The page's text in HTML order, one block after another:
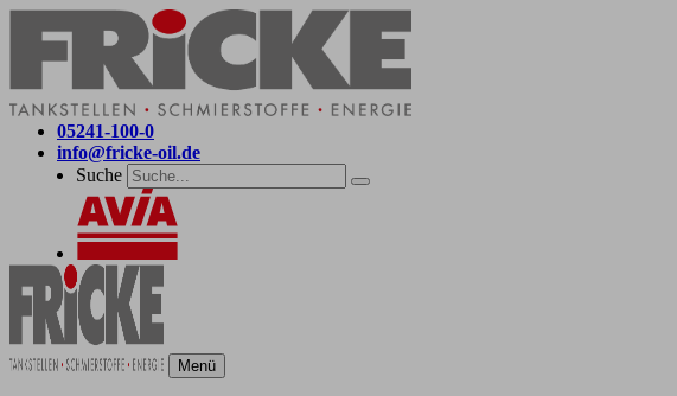
05241-100-0
info@fricke-oil.de
Suche
Menü